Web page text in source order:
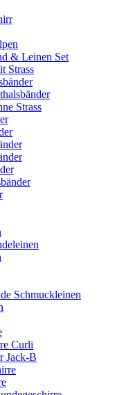
& Leinen Set
Strass
Strass
Schmuckleinen
Curli
Jack-B